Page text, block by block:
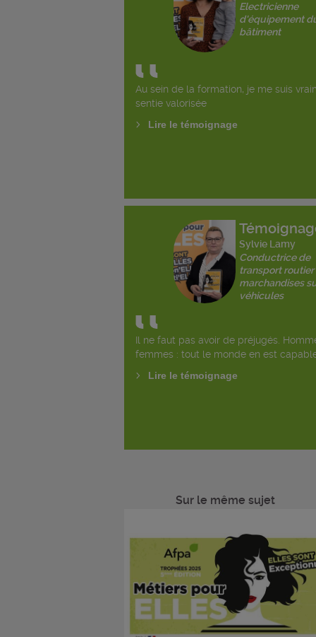
Electricienne
d'équipement
bâtiment
Au sein de la formation, je me suis
sentie valorisée
Lire le témoignage
Sylvie Lamy
Conductrice de
transport routier
marchandises
véhicules
Il ne faut pas avoir de préjugés.
femmes : tout le monde en est
Lire le témoignage
Sur le même sujet